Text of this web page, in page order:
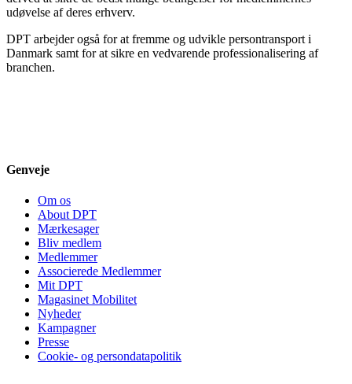
udøvelse af deres erhverv.
DPT arbejder også for at fremme og udvikle persontransport i
Danmark samt for at sikre en vedvarende professionalisering af
branchen.
Genveje
Om os
About DPT
Mærkesager
Bliv medlem
Medlemmer
Associerede Medlemmer
Mit DPT
Magasinet Mobilitet
Nyheder
Kampagner
Presse
Cookie- og persondatapolitik